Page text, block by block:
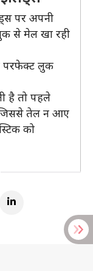
पर अपनी
से मेल खा रही
परफेक्ट लुक
है तो पहले
जिससे तेल न आए
को